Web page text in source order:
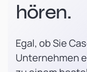
hören.
Egal, ob Sie
Unternehmen